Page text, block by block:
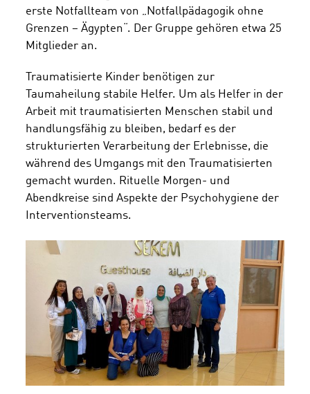
erste Notfallteam von „Notfallpädagogik ohne
Grenzen – Ägypten“. Der Gruppe gehören etwa 25
Mitglieder an.
Traumatisierte Kinder benötigen zur
Taumaheilung stabile Helfer. Um als Helfer in der
Arbeit mit traumatisierten Menschen stabil und
handlungsfähig zu bleiben, bedarf es der
strukturierten Verarbeitung der Erlebnisse, die
während des Umgangs mit den Traumatisierten
gemacht wurden. Rituelle Morgen- und
Abendkreise sind Aspekte der Psychohygiene der
Interventionsteams.